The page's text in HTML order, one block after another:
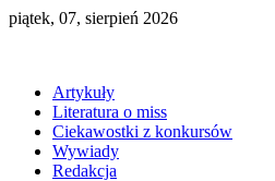
piątek, 07, sierpień 2026
Artykuły
Literatura o miss
Ciekawostki z konkursów
Wywiady
Redakcja